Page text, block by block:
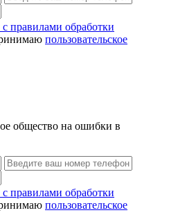
с правилами обработки
пользовательское
общество на ошибки в
с правилами обработки
пользовательское